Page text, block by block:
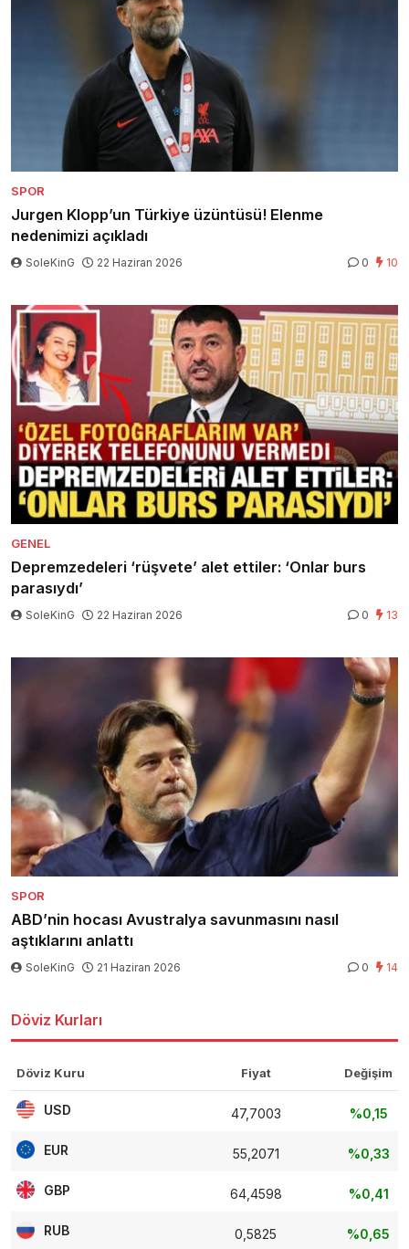
SPOR
Jurgen Klopp’un Türkiye üzüntüsü! Elenme
nedenimizi açıkladı
SoleKinG 22 Haziran 2026 0 10
GENEL
Depremzedeleri ‘rüşvete’ alet ettiler: ‘Onlar burs
parasıydı’
SoleKinG 22 Haziran 2026 0 13
SPOR
ABD’nin hocası Avustralya savunmasını nasıl
aştıklarını anlattı
SoleKinG 21 Haziran 2026 0 14
Döviz Kurları
Döviz Kuru Fiyat Değişim
USD 47,7003 %0,15
EUR 55,2071 %0,33
GBP 64,4598 %0,41
RUB 0,5825 %0,65